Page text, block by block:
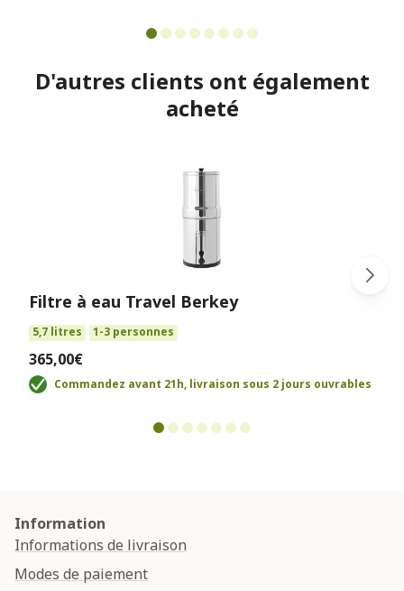
D'autres clients ont également
acheté
Filtre à eau Travel Berkey
5,7 litres 1-3 personnes
365,00€
Commandez avant 21h, livraison sous 2 jours ouvrables
Information
Informations de livraison
Modes de paiement